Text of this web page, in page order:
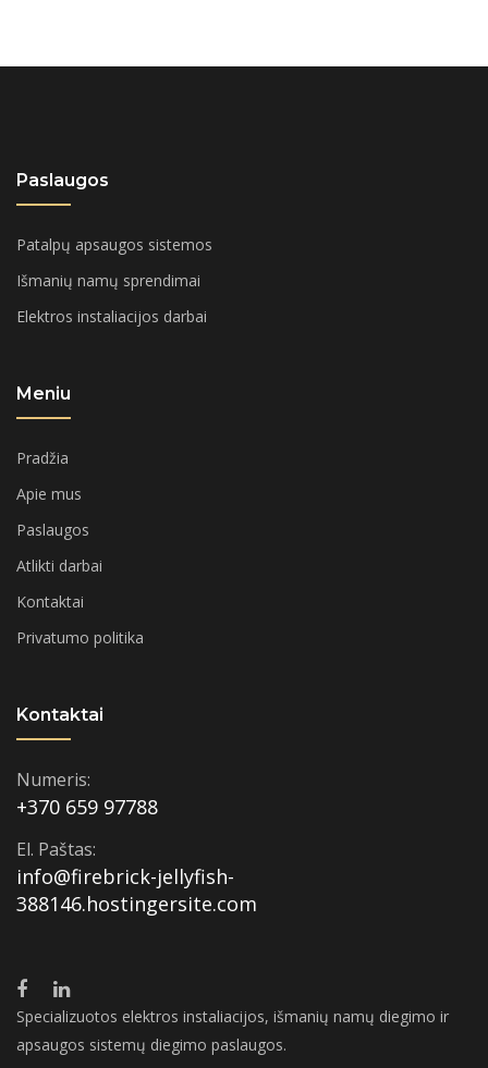
Paslaugos
Patalpų apsaugos sistemos
Išmanių namų sprendimai
Elektros instaliacijos darbai
Meniu
Pradžia
Apie mus
Paslaugos
Atlikti darbai
Kontaktai
Privatumo politika
Kontaktai
Numeris:
+370 659 97788
El. Paštas:
info@firebrick-jellyfish-
388146.hostingersite.com
Specializuotos elektros instaliacijos, išmanių namų diegimo ir
apsaugos sistemų diegimo paslaugos.